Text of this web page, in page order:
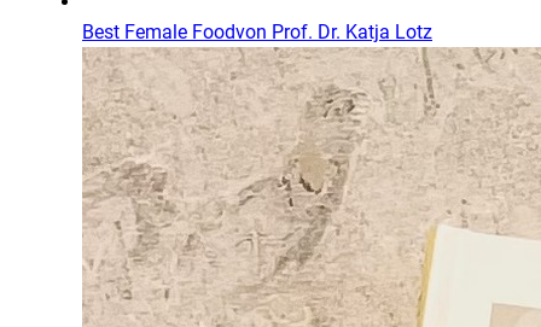
Best Female Foodvon Prof. Dr. Katja Lotz